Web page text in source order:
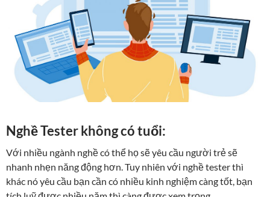
Nghề Tester không có tuổi:
Với nhiều ngành nghề có thể họ sẽ yêu cầu người trẻ sẽ
nhanh nhẹn năng động hơn. Tuy nhiên với nghề tester thì
khác nó yêu cầu bạn cần có nhiều kinh nghiệm càng tốt, bạn